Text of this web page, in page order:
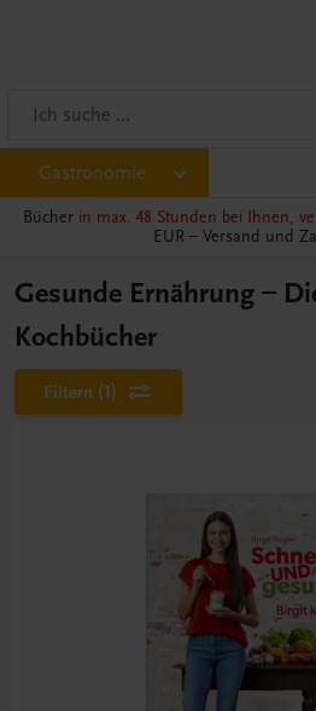
Gastronomie
Bücher in max. 48 Stunden bei Ihnen,
EUR – Versand und
Gesunde Ernährung –
Kochbücher
Filtern (1)